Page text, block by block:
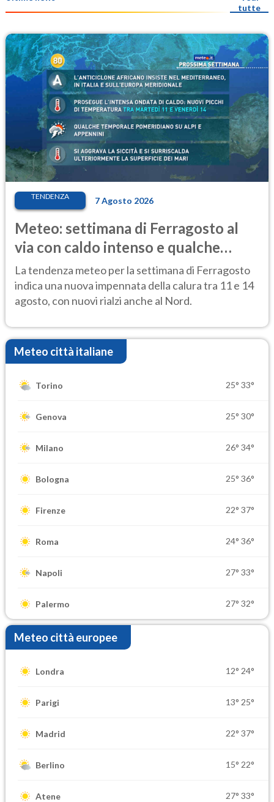
tutte
TENDENZA 7 Agosto 2026
Meteo: settimana di Ferragosto al
via con caldo intenso e qualche
temporale
La tendenza meteo per la settimana di Ferragosto
indica una nuova impennata della calura tra 11 e 14
agosto, con nuovi rialzi anche al Nord.
Meteo città italiane
Torino 25° 33°
Genova 25° 30°
Milano 26° 34°
Bologna 25° 36°
Firenze 22° 37°
Roma 24° 36°
Napoli 27° 33°
Palermo 27° 32°
Meteo città europee
Londra 12° 24°
Parigi 13° 25°
Madrid 22° 37°
Berlino 15° 22°
Atene 27° 33°